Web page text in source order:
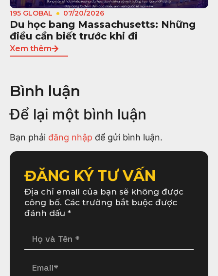
195 GLOBAL 07/20/2026
Du học bang Massachusetts: Những
điều cần biết trước khi đi
Xem thêm
Bình luận
Để lại một bình luận
Bạn phải đăng nhập để gửi bình luận.
ĐĂNG KÝ TƯ VẤN
Địa chỉ email của bạn sẽ không được
công bố. Các trường bắt buộc được
đánh dấu *